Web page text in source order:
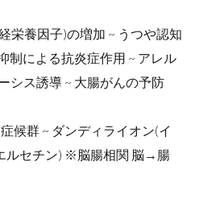
栄養因子)の増加 ~ うつや認知
制による抗炎症作用 ~ アレル
シス誘導 ~ 大腸がんの予防
候群 ~ ダンディライオン(イ
ルセチン) ※脳腸相関 脳→腸